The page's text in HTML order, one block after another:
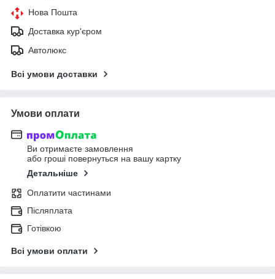
Нова Пошта
Доставка кур'єром
Автолюкс
Всі умови доставки
Умови оплати
Ви отримаєте замовлення
або гроші повернуться на вашу картку
Детальніше
Оплатити частинами
Післяплата
Готівкою
Всі умови оплати